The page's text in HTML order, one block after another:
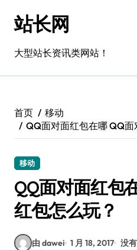
站长网
大型站长资讯类网站！
首页
移动
QQ面对面红包在哪 QQ面
移动
QQ面对面红包
红包怎么玩？
由 dawei 1 月 18, 2017 没